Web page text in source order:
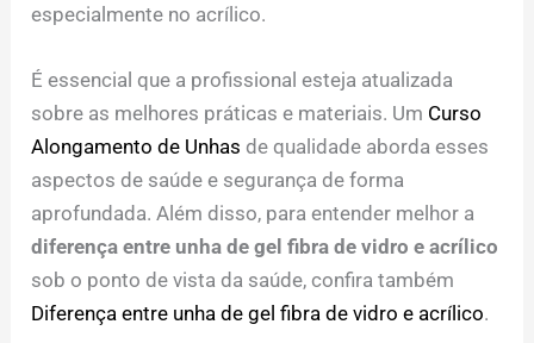
especialmente no acrílico.
É essencial que a profissional esteja atualizada
sobre as melhores práticas e materiais. Um Curso
Alongamento de Unhas de qualidade aborda esses
aspectos de saúde e segurança de forma
aprofundada. Além disso, para entender melhor a
diferença entre unha de gel fibra de vidro e acrílico
sob o ponto de vista da saúde, confira também
Diferença entre unha de gel fibra de vidro e acrílico.